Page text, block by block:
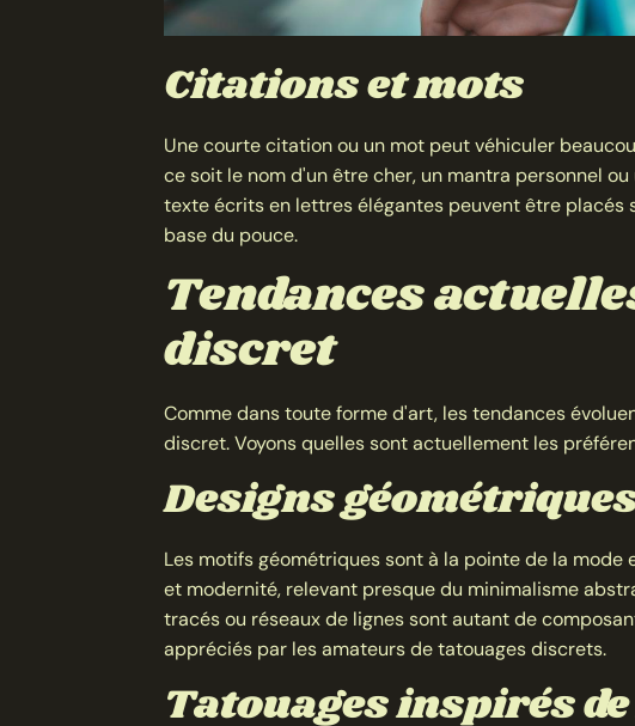
Citations et mots
Une courte citation ou un mot peut véhiculer
ce soit le nom d'un être cher, un mantra personnel
texte écrits en lettres élégantes peuvent être placés
base du pouce.
Tendances
discret
Comme dans toute forme d'art, les tendances
discret. Voyons quelles sont actuellement les
Designs
Les motifs géométriques sont à la pointe de la
et modernité, relevant presque du minimalisme
tracés ou réseaux de lignes sont autant de
appréciés par les amateurs de tatouages discrets.
Tatouages inspirés